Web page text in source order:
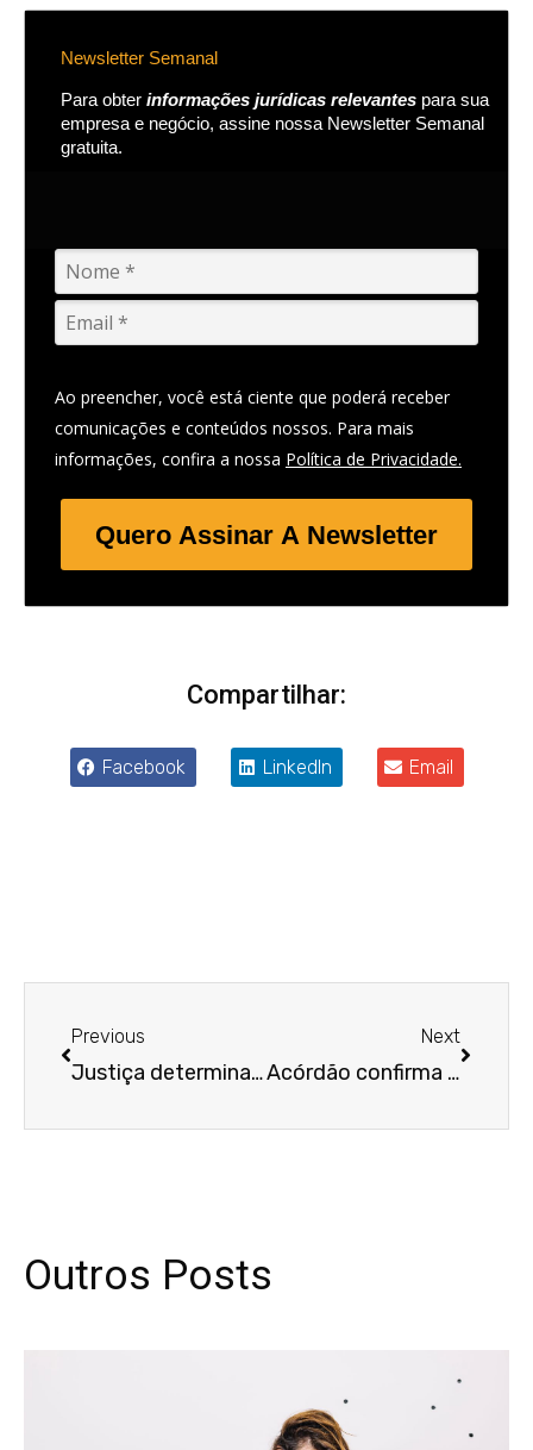
Newsletter Semanal
Para obter informações jurídicas relevantes para sua
empresa e negócio, assine nossa Newsletter Semanal
gratuita.
Ao preencher, você está ciente que poderá receber
comunicações e conteúdos nossos. Para mais
informações, confira a nossa Política de Privacidade.
Quero Assinar A Newsletter
Compartilhar:
Facebook LinkedIn Email
Previous
Justiça determina que plano de previdência corrija benefício de aposentado
Next
Acórdão confirma condenação de R$ 500 mil e determina adequação de maquinário à NR-12
Outros Posts